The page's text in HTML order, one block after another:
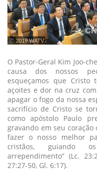
ⓒ 2019 WATV
O Pastor-Geral Kim Joo-
causa dos nossos
esqueçamos que
açoites e dor na cruz
apagar o fogo da nossa
sacrifício de Cristo se
como apóstolo Paulo
gravando em seu coração
fazer o nosso melhor
cristãos, guiando
arrependimento” (Lc.
27:27-50, Gl. 6:17).